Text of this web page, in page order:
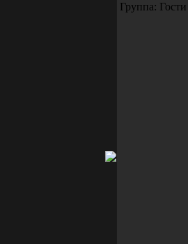
Группа: Гости